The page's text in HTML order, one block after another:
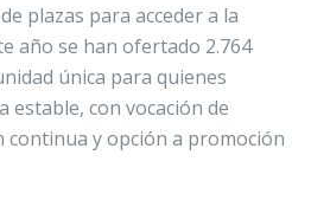
plazas para acceder a la
año se han ofertado 2.764
única para quienes
estable, con vocación de
continua y opción a promoción